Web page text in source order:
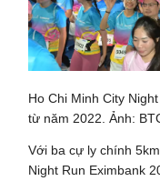
Ho Chi Minh City
từ năm 2022. Ảnh:
Với ba cự ly chính
Night Run Eximbank